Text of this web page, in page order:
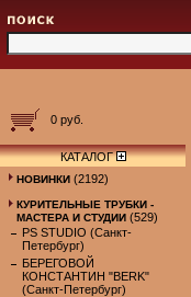
0 руб.
КАТАЛОГ
НОВИНКИ (2192)
КУРИТЕЛЬНЫЕ ТРУБКИ -
МАСТЕРА И СТУДИИ (529)
PS STUDIO (Санкт-
Петербург)
БЕРЕГОВОЙ
КОНСТАНТИН "BERK"
(Санкт-Петербург)